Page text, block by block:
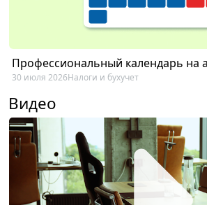
Профессиональный календарь на
30 июля 2026Налоги и бухучет
Видео